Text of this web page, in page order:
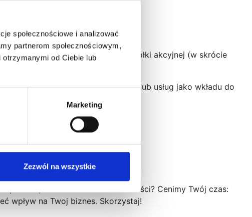
społecznościowe i analizować
partnerom społecznościowym,
od Ciebie lub
Marketing
Zezwól na wszystkie
polskich startupów.…
gospodarczej – prostej spółki akcyjnej (w skrócie
wniesienia świadczenia pracy lub usług jako wkładu do
podatki, zminimalizować formalności? Cenimy Twój czas:
wpływ na Twoj biznes. Skorzystaj!